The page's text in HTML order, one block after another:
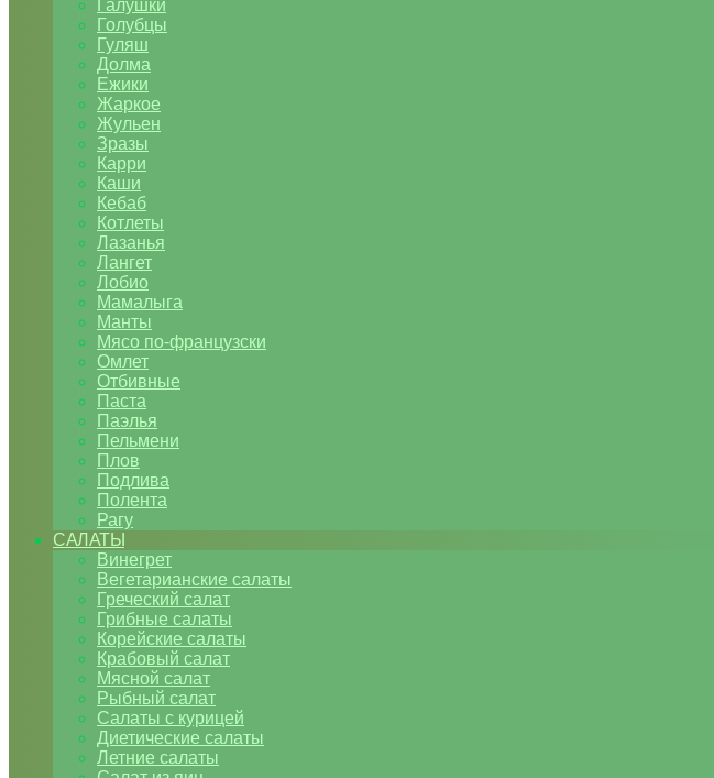
Галушки
Голубцы
Гуляш
Долма
Ежики
Жаркое
Жульен
Зразы
Карри
Каши
Кебаб
Котлеты
Лазанья
Лангет
Лобио
Мамалыга
Манты
Мясо по-французски
Омлет
Отбивные
Паста
Паэлья
Пельмени
Плов
Подлива
Полента
Рагу
САЛАТЫ
Винегрет
Вегетарианские салаты
Греческий салат
Грибные салаты
Корейские салаты
Крабовый салат
Мясной салат
Рыбный салат
Салаты с курицей
Диетические салаты
Летние салаты